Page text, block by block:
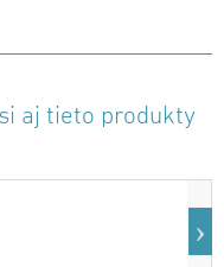
aj tieto produkty